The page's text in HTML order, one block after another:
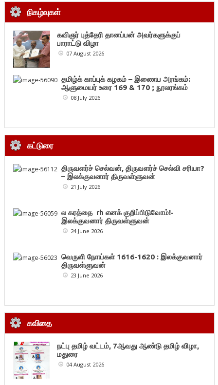
நிகழ்வுகள்
கவிஞர் புத்தேரி தானப்பன் அவர்களுக்குப்
பாராட்டு விழா
07 August 2026
தமிழ்க் காப்புக் கழகம் – இணைய அரங்கம்:
ஆளுமையர் உரை 169 & 170 ; நூலரங்கம்
08 July 2026
கட்டுரை
திருவளர்ச் செல்வன், திருவளர்ச் செல்வி சரியா?
– இலக்குவனார் திருவள்ளுவன்
21 July 2026
ல கரத்தை rh எனக் குறிப்பிடுவோம்!-
இலக்குவனார் திருவள்ளுவன்
24 June 2026
வெருளி நோய்கள் 1616-1620 : இலக்குவனார்
திருவள்ளுவன்
23 June 2026
கவிதை
நட்பு தமிழ் வட்டம், 7ஆவது ஆண்டு தமிழ் விழா,
மதுரை
04 August 2026